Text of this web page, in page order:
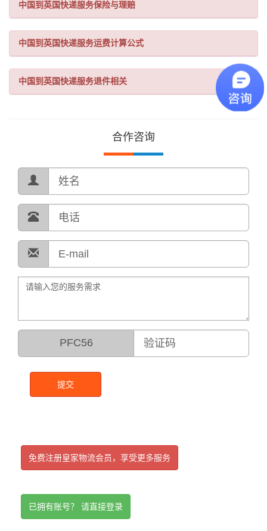
中国到英国快递服务保险与理赔
中国到英国快递服务运费计算公式
中国到英国快递服务退件相关
合作咨询
PFC56
提交
免费注册皇家物流会员，享受更多服务
已拥有账号？ 请直接登录